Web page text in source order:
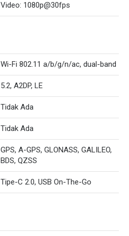
Video: 1080p@30fps
Wi-Fi 802.11 a/b/g/n/ac, dual-band
5.2, A2DP, LE
Tidak Ada
Tidak Ada
GPS, A-GPS, GLONASS, GALILEO,
BDS, QZSS
Tipe-C 2.0, USB On-The-Go